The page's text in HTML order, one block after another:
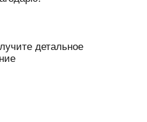
детальное